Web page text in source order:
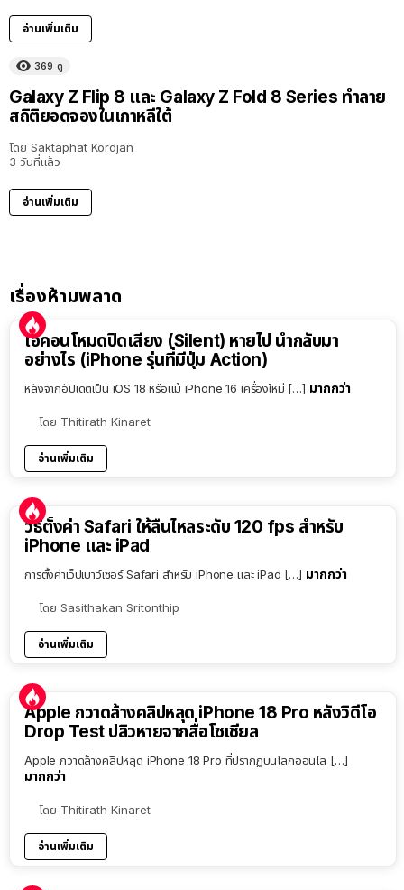
อ่านเพิ่มเติม
369 ดู
Galaxy Z Flip 8 และ Galaxy Z Fold 8 Series ทำลาย
สถิติยอดจองในเกาหลีใต้
โดย Saktaphat Kordjan
3 วันที่แล้ว
อ่านเพิ่มเติม
เรื่องห้ามพลาด
ไอคอนโหมดปิดเสียง (Silent) หายไป นำกลับมา
อย่างไร (iPhone รุ่นที่มีปุ่ม Action)
หลังจากอัปเดตเป็น iOS 18 หรือแม้ iPhone 16 เครื่องใหม่ […] มากกว่า
โดย Thitirath Kinaret
อ่านเพิ่มเติม
วิธีตั้งค่า Safari ให้ลื่นไหลระดับ 120 fps สำหรับ
iPhone และ iPad
การตั้งค่าเว็ปเบาว์เซอร์ Safari สำหรับ iPhone และ iPad […] มากกว่า
โดย Sasithakan Sritonthip
อ่านเพิ่มเติม
Apple กวาดล้างคลิปหลุด iPhone 18 Pro หลังวิดีโอ
Drop Test ปลิวหายจากสื่อโซเชียล
Apple กวาดล้างคลิปหลุด iPhone 18 Pro ที่ปรากฏบนโลกออนไล […]
มากกว่า
โดย Thitirath Kinaret
อ่านเพิ่มเติม